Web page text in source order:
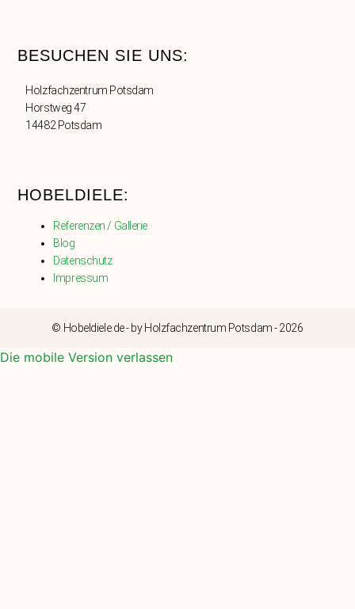
BESUCHEN SIE UNS:
Holzfachzentrum Potsdam
Horstweg 47
14482 Potsdam
HOBELDIELE:
Referenzen / Gallerie
Blog
Datenschutz
Impressum
© Hobeldiele.de - by Holzfachzentrum Potsdam - 2026
Die mobile Version verlassen